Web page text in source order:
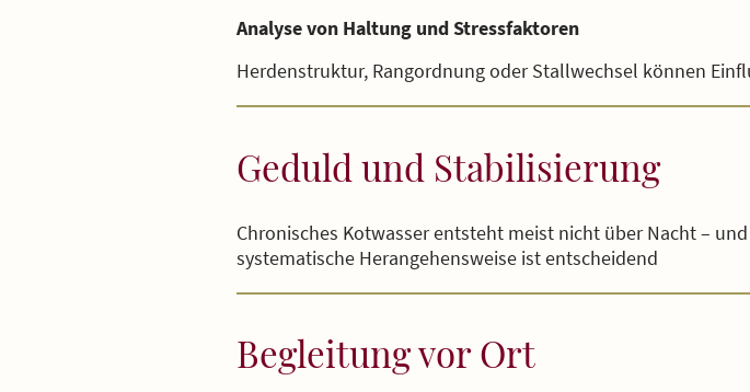
Analyse von Haltung und Stressfaktoren
Herdenstruktur, Rangordnung oder Stallwechsel können
Geduld und Stabilisierung
Chronisches Kotwasser entsteht meist nicht über Nacht –
systematische Herangehensweise ist entscheidend
Begleitung vor Ort